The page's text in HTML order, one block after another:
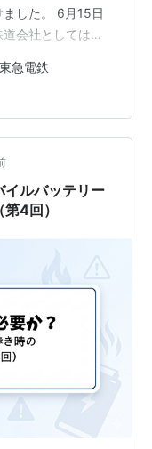
した。 6月15日
会社としては異
ルバッテリー使
発煙事故との関
とめ（2026年版）
6月18日に注意喚
ー使用が危険な
東急電鉄
イルバッテリー
4回）